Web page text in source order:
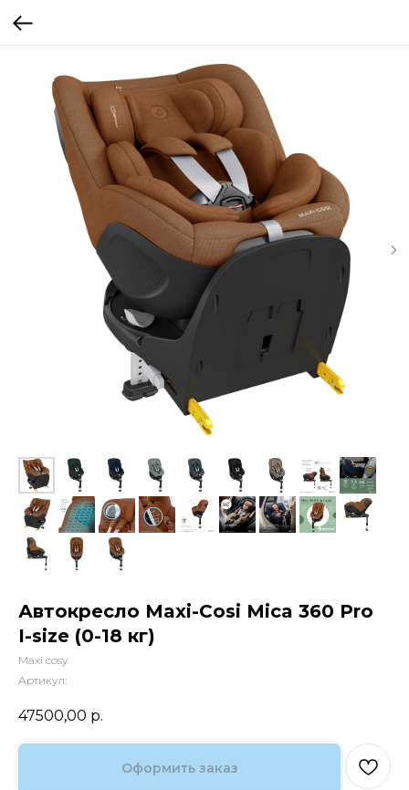
Автокресло Maxi-Cosi Mica 360 Pro
I-size (0-18 кг)
Maxi cosy
Артикул:
47500,00 р.
Оформить заказ